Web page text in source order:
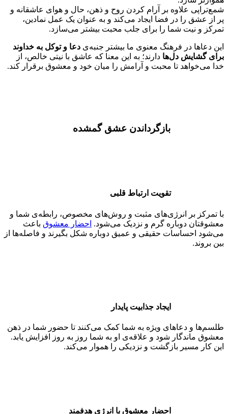
شمع‌تراپی علاوه بر آرام کردن روح و ذهن، حال و هوای عاشقانه و
پر از عشق را در فضا ایجاد می‌کند و به عنوان یک عمل نمادین،
تمرکز و نیت شما را برای جلب محبت بیشتر می‌سازد.
این دعاها در فرهنگ معنوی ما بیشتر جنبه‌ی دعا و توکل به خداوند
برای گشایش دل‌ها دارند؛ به این معنا که عاشق با نیتی خالص، از
خدا می‌خواهد تا محبت و آرامش را میان خود و معشوق برقرار کند.
بازگرداندن عشق گمشده
تقویت ارتباط قلبی
با تمرکز بر انرژی‌های مثبت و روش‌های مخصوص، رابطه‌ی شما و
معشوقتان دوباره گرم و نزدیک می‌شود. احضار معشوق باعث
می‌شود احساسات حقیقی و عمیق دوباره شکل بگیرند و فاصله‌ها از
بین بروند.
ایجاد جذابیت پایدار
طلسم‌ها و دعاهای ویژه به شما کمک می‌کنند تا حضور شما در ذهن
معشوق ماندگار شود و علاقه‌ی او به شما روز به روز افزایش یابد.
این کار مسیر بازگشت و نزدیکی را هموار می‌کند.
احضار معشوق با انرژی هدفمند